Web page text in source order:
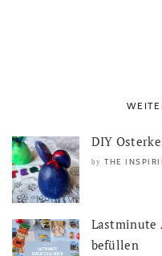
DIY
by THE
Lastminute
befüllen